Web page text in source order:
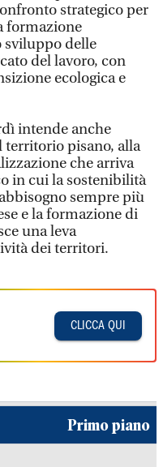
strategico per
formazione
sviluppo delle
del lavoro, con
ecologica e
intende anche
territorio pisano, alla
che arriva
in cui la sostenibilità
sempre più
e la formazione di
una leva
dei territori.
CLICCA QUI
Primo piano